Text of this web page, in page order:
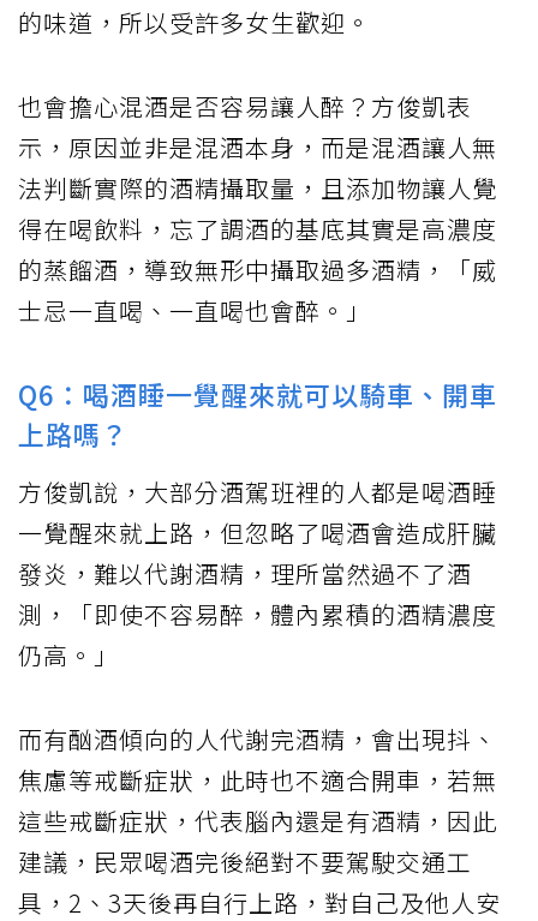
的味道，所以受許多女生歡迎。
也會擔心混酒是否容易讓人醉？方俊凱表
示，原因並非是混酒本身，而是混酒讓人無
法判斷實際的酒精攝取量，且添加物讓人覺
得在喝飲料，忘了調酒的基底其實是高濃度
的蒸餾酒，導致無形中攝取過多酒精，「威
士忌一直喝、一直喝也會醉。」
Q6：喝酒睡一覺醒來就可以騎車、開車
上路嗎？
方俊凱說，大部分酒駕班裡的人都是喝酒睡
一覺醒來就上路，但忽略了喝酒會造成肝臟
發炎，難以代謝酒精，理所當然過不了酒
測，「即使不容易醉，體內累積的酒精濃度
仍高。」
而有酗酒傾向的人代謝完酒精，會出現抖、
焦慮等戒斷症狀，此時也不適合開車，若無
這些戒斷症狀，代表腦內還是有酒精，因此
建議，民眾喝酒完後絕對不要駕駛交通工
具，2、3天後再自行上路，對自己及他人安